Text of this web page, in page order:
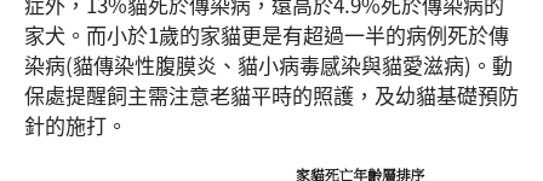
家犬。而小於1歲的家貓更是有超過一半的病例死於傳
染病(貓傳染性腹膜炎、貓小病毒感染與貓愛滋病)。動
保處提醒飼主需注意老貓平時的照護，及幼貓基礎預防
針的施打。